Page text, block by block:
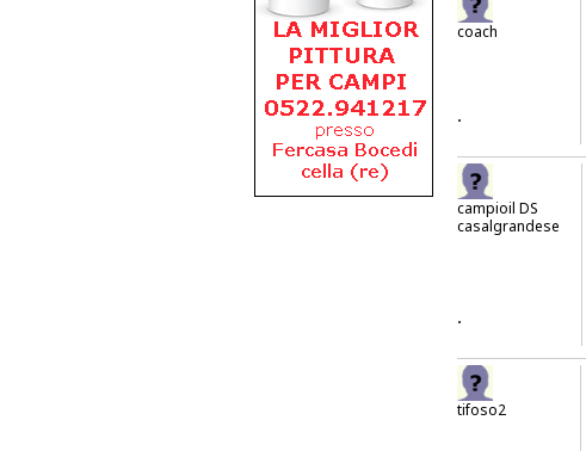
coach
.
campioil DS
casalgrandese
.
tifoso2